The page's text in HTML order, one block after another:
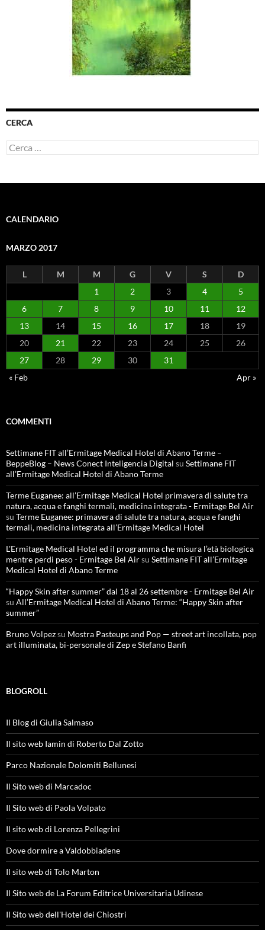
CERCA
Ricerca
per:
CALENDARIO
MARZO 2017
L M M G V S
D
1
2 3 4
5
6
7 8 9 10 11
12
13
14 15 16 17 18
19
20
21 22 23 24 25
26
27
28 29 30
31
« Feb
Apr »
COMMENTI
Settimane FIT all’Ermitage Medical Hotel di Abano Terme –
BeppeBlog – News Conect Inteligencia Digital su Settimane FIT
all’Ermitage Medical Hotel di Abano Terme
Terme Euganee: all’Ermitage Medical Hotel primavera di salute tra
natura, acqua e fanghi termali, medicina integrata - Ermitage Bel Air
su Terme Euganee: primavera di salute tra natura, acqua e fanghi
termali, medicina integrata all’Ermitage Medical Hotel
L'Ermitage Medical Hotel ed il programma che misura l’età biologica
mentre perdi peso - Ermitage Bel Airsu Settimane FIT all’Ermitage
Medical Hotel di Abano Terme
“Happy Skin after summer” dal 18 al 26 settembre - Ermitage Bel Air
su All’Ermitage Medical Hotel di Abano Terme: “Happy Skin after
summer”
Bruno Volpezsu Mostra Pasteups and Pop — street art incollata, pop
art illuminata, bi-personale di Zep e Stefano Banfi
BLOGROLL
Il Blog di Giulia Salmaso
Il sito web Iamin di Roberto Dal Zotto
Parco Nazionale Dolomiti Bellunesi
Il Sito web di Marcadoc
Il Sito web di Paola Volpato
Il sito web di Lorenza Pellegrini
Dove dormire a Valdobbiadene
Il sito web di Tolo Marton
Il Sito web de La Forum Editrice Universitaria Udinese
Il Sito web dell'Hotel dei Chiostri